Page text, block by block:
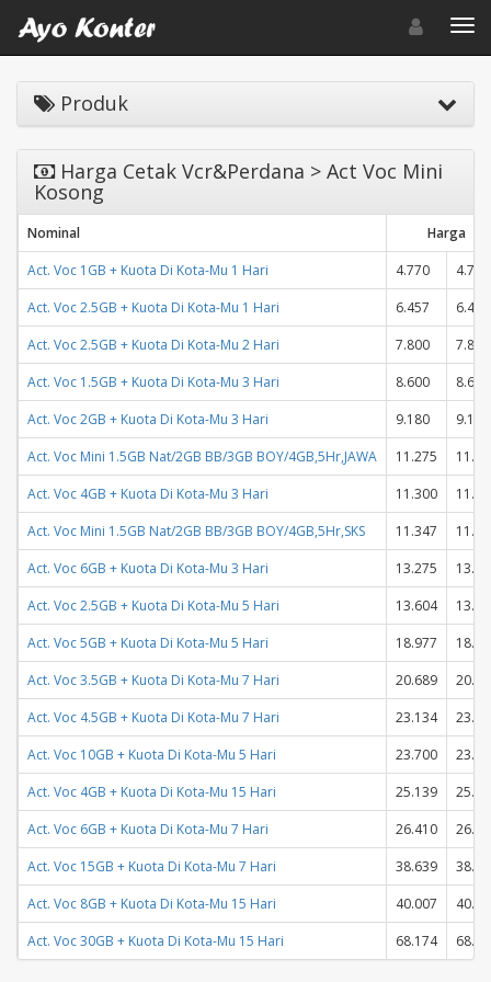
Toggle
Produk
Harga Cetak Vcr&Perdana > Act Voc Mini
Kosong
Nominal
Harga
Act. Voc 1GB + Kuota Di Kota-Mu 1 Hari
4.770
4.770
Act. Voc 2.5GB + Kuota Di Kota-Mu 1 Hari
6.457
6.457
Act. Voc 2.5GB + Kuota Di Kota-Mu 2 Hari
7.800
7.800
Act. Voc 1.5GB + Kuota Di Kota-Mu 3 Hari
8.600
8.600
Act. Voc 2GB + Kuota Di Kota-Mu 3 Hari
9.180
9.180
Act. Voc Mini 1.5GB Nat/2GB BB/3GB BOY/4GB,5Hr,JAWA
11.275
Act. Voc 4GB + Kuota Di Kota-Mu 3 Hari
11.300
Act. Voc Mini 1.5GB Nat/2GB BB/3GB BOY/4GB,5Hr,SKS
11.347
Act. Voc 6GB + Kuota Di Kota-Mu 3 Hari
13.275
Act. Voc 2.5GB + Kuota Di Kota-Mu 5 Hari
13.604
Act. Voc 5GB + Kuota Di Kota-Mu 5 Hari
18.977
Act. Voc 3.5GB + Kuota Di Kota-Mu 7 Hari
20.689
Act. Voc 4.5GB + Kuota Di Kota-Mu 7 Hari
23.134
Act. Voc 10GB + Kuota Di Kota-Mu 5 Hari
23.700
Act. Voc 4GB + Kuota Di Kota-Mu 15 Hari
25.139
Act. Voc 6GB + Kuota Di Kota-Mu 7 Hari
26.410
Act. Voc 15GB + Kuota Di Kota-Mu 7 Hari
38.639
Act. Voc 8GB + Kuota Di Kota-Mu 15 Hari
40.007
Act. Voc 30GB + Kuota Di Kota-Mu 15 Hari
68.174